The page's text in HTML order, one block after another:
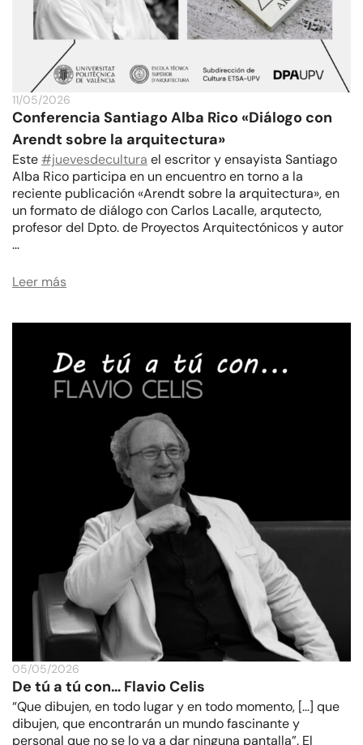
11/05/2026
Conferencia Santiago Alba Rico «Diálogo con
Arendt sobre la arquitectura»
Este#juevesdecultura el escritor y ensayista Santiago
Alba Rico participa en un encuentro en torno a la
reciente publicación «Arendt sobre la arquitectura», en
un formato de diálogo con Carlos Lacalle, arqutecto,
profesor del Dpto. de Proyectos Arquitectónicos y autor
…
Leer más
05/05/2026
De tú a tú con… Flavio Celis
“Que dibujen, en todo lugar y en todo momento, […] que
dibujen, que encontrarán un mundo fascinante y
personal que no se lo va a dar ninguna pantalla”. El